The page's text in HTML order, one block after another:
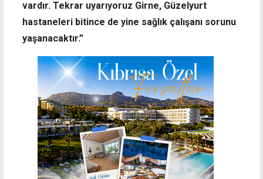
vardır. Tekrar uyarıyoruz Girne, Güzelyurt
hastaneleri bitince de yine sağlık çalışanı sorunu
yaşanacaktır.”